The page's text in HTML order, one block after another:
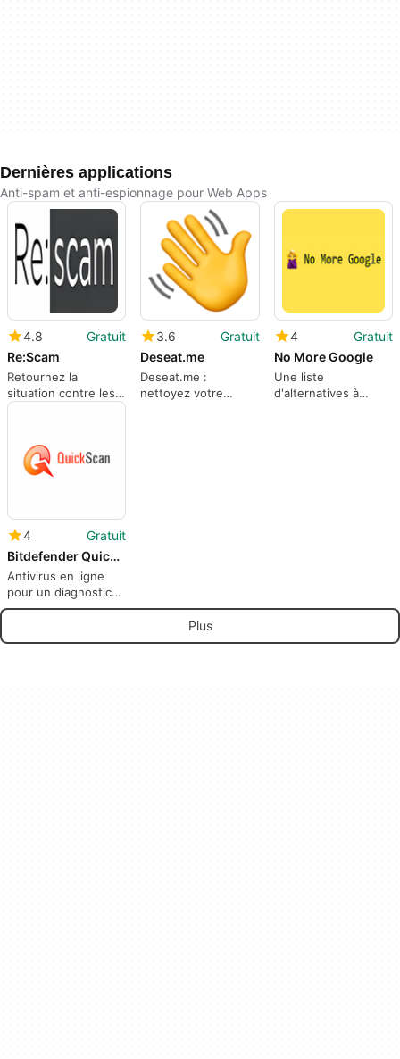
Dernières applications
Anti-spam et anti-espionnage pour Web Apps
4.8
Gratuit
Re:Scam
Retournez la
situation contre les
escrocs.
3.6
Gratuit
Deseat.me
Deseat.me :
nettoyez votre
4
Gratuit
No More Google
Une liste
d'alternatives à
4
Gratuit
Bitdefender QuickScan
Antivirus en ligne
pour un diagnostic
en 60 secondes
Plus